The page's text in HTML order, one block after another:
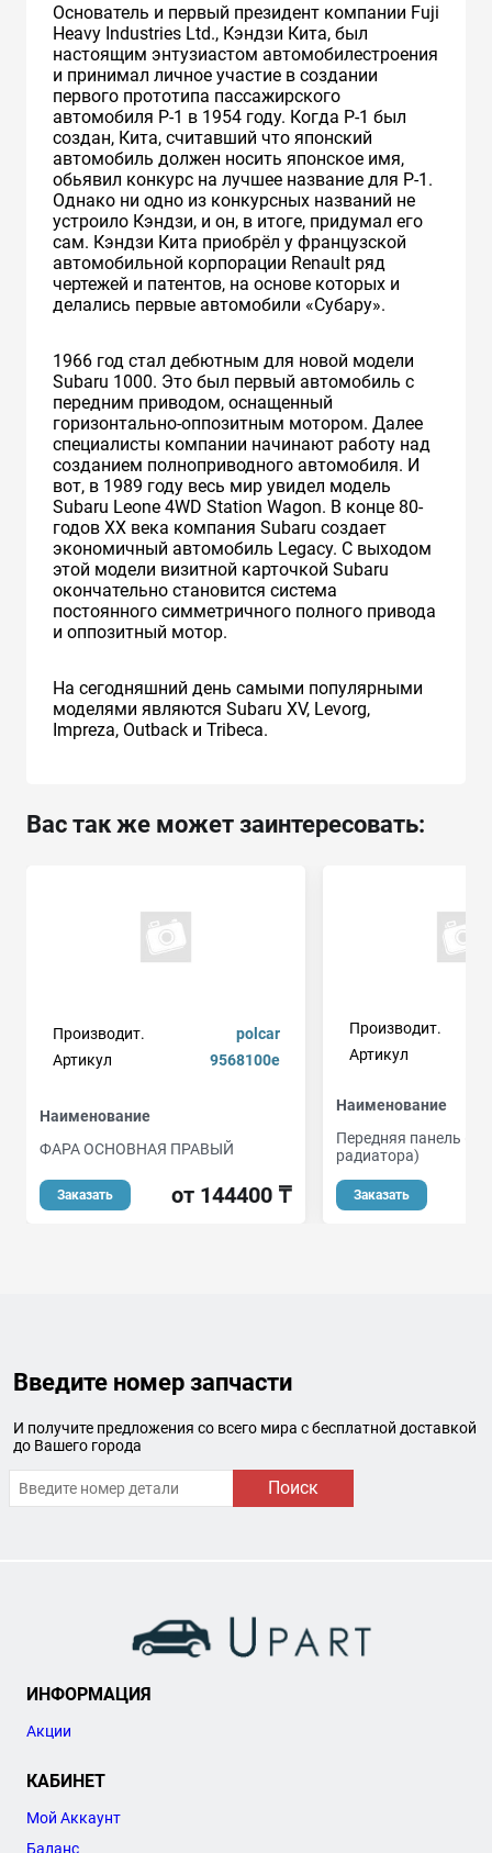
Основатель и первый президент компании Fuji
Heavy Industries Ltd., Кэндзи Кита, был
настоящим энтузиастом автомобилестроения
и принимал личное участие в создании
первого прототипа пассажирского
автомобиля Р-1 в 1954 году. Когда P-1 был
создан, Кита, считавший что японский
автомобиль должен носить японское имя,
обьявил конкурс на лучшее название для P-1.
Однако ни одно из конкурсных названий не
устроило Кэндзи, и он, в итоге, придумал его
сам. Кэндзи Кита приобрёл у французской
автомобильной корпорации Renault ряд
чертежей и патентов, на основе которых и
делались первые автомобили «Субару».
1966 год стал дебютным для новой модели
Subaru 1000. Это был первый автомобиль с
передним приводом, оснащенный
горизонтально-оппозитным мотором. Далее
специалисты компании начинают работу над
созданием полноприводного автомобиля. И
вот, в 1989 году весь мир увидел модель
Subaru Leone 4WD Station Wagon. В конце 80-
годов XX века компания Subaru создает
экономичный автомобиль Legacy. С выходом
этой модели визитной карточкой Subaru
окончательно становится система
постоянного симметричного полного привода
и оппозитный мотор.
На сегодняшний день самыми популярными
моделями являются Subaru XV, Levorg,
Impreza, Outback и Tribeca.
Вас так же может заинтересовать:
Производит.
polcar
Артикул
9568100e
Наименование
ФАРА ОСНОВНАЯ ПРАВЫЙ
Заказать от 144400 ₸
Производит.
Артикул
Наименование
Передняя панель (
радиатора)
Заказать
Введите номер запчасти
И получите предложения со всего мира с бесплатной доставкой
до Вашего города
Поиск
ИНФОРМАЦИЯ
Акции
КАБИНЕТ
Мой Аккаунт
Баланс